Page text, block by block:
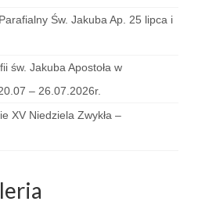
29.03.2026
02.04.2026
04.04.2026
Św. Jakuba Ap. 25 lipca i
św. Jakuba Apostoła w
– 26.07.2026r.
XV Niedziela Zwykła –